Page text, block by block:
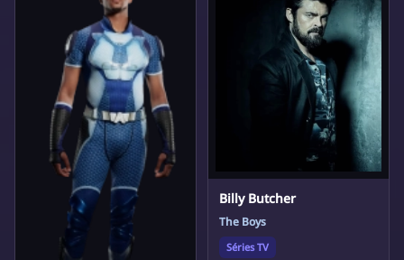
Billy Butcher
The Boys
Séries TV